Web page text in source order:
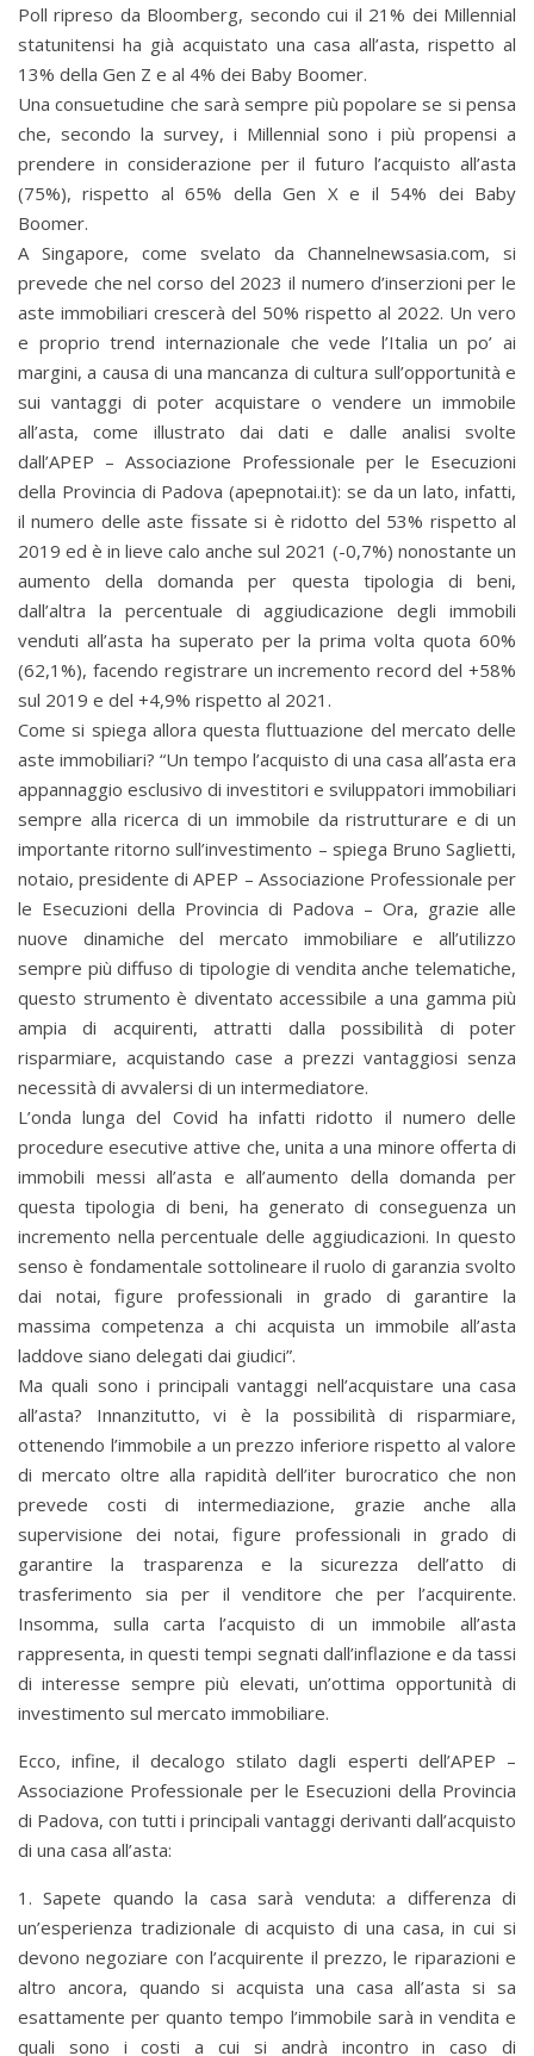
Poll ripreso da Bloomberg, secondo cui il 21% dei Millennial
statunitensi ha già acquistato una casa all’asta, rispetto al
13% della Gen Z e al 4% dei Baby Boomer.
Una consuetudine che sarà sempre più popolare se si pensa
che, secondo la survey, i Millennial sono i più propensi a
prendere in considerazione per il futuro l’acquisto all’asta
(75%), rispetto al 65% della Gen X e il 54% dei Baby
Boomer.
A Singapore, come svelato da Channelnewsasia.com, si
prevede che nel corso del 2023 il numero d’inserzioni per le
aste immobiliari crescerà del 50% rispetto al 2022. Un vero
e proprio trend internazionale che vede l’Italia un po’ ai
margini, a causa di una mancanza di cultura sull’opportunità e
sui vantaggi di poter acquistare o vendere un immobile
all’asta, come illustrato dai dati e dalle analisi svolte
dall’APEP – Associazione Professionale per le Esecuzioni
della Provincia di Padova (apepnotai.it): se da un lato, infatti,
il numero delle aste fissate si è ridotto del 53% rispetto al
2019 ed è in lieve calo anche sul 2021 (-0,7%) nonostante un
aumento della domanda per questa tipologia di beni,
dall’altra la percentuale di aggiudicazione degli immobili
venduti all’asta ha superato per la prima volta quota 60%
(62,1%), facendo registrare un incremento record del +58%
sul 2019 e del +4,9% rispetto al 2021.
Come si spiega allora questa fluttuazione del mercato delle
aste immobiliari? “Un tempo l’acquisto di una casa all’asta era
appannaggio esclusivo di investitori e sviluppatori immobiliari
sempre alla ricerca di un immobile da ristrutturare e di un
importante ritorno sull’investimento – spiega Bruno Saglietti,
notaio, presidente di APEP – Associazione Professionale per
le Esecuzioni della Provincia di Padova – Ora, grazie alle
nuove dinamiche del mercato immobiliare e all’utilizzo
sempre più diffuso di tipologie di vendita anche telematiche,
questo strumento è diventato accessibile a una gamma più
ampia di acquirenti, attratti dalla possibilità di poter
risparmiare, acquistando case a prezzi vantaggiosi senza
necessità di avvalersi di un intermediatore.
L’onda lunga del Covid ha infatti ridotto il numero delle
procedure esecutive attive che, unita a una minore offerta di
immobili messi all’asta e all’aumento della domanda per
questa tipologia di beni, ha generato di conseguenza un
incremento nella percentuale delle aggiudicazioni. In questo
senso è fondamentale sottolineare il ruolo di garanzia svolto
dai notai, figure professionali in grado di garantire la
massima competenza a chi acquista un immobile all’asta
laddove siano delegati dai giudici”.
Ma quali sono i principali vantaggi nell’acquistare una casa
all’asta? Innanzitutto, vi è la possibilità di risparmiare,
ottenendo l’immobile a un prezzo inferiore rispetto al valore
di mercato oltre alla rapidità dell’iter burocratico che non
prevede costi di intermediazione, grazie anche alla
supervisione dei notai, figure professionali in grado di
garantire la trasparenza e la sicurezza dell’atto di
trasferimento sia per il venditore che per l’acquirente.
Insomma, sulla carta l’acquisto di un immobile all’asta
rappresenta, in questi tempi segnati dall’inflazione e da tassi
di interesse sempre più elevati, un’ottima opportunità di
investimento sul mercato immobiliare.
Ecco, infine, il decalogo stilato dagli esperti dell’APEP –
Associazione Professionale per le Esecuzioni della Provincia
di Padova, con tutti i principali vantaggi derivanti dall’acquisto
di una casa all’asta:
1. Sapete quando la casa sarà venduta: a differenza di
un’esperienza tradizionale di acquisto di una casa, in cui si
devono negoziare con l’acquirente il prezzo, le riparazioni e
altro ancora, quando si acquista una casa all’asta si sa
esattamente per quanto tempo l’immobile sarà in vendita e
quali sono i costi a cui si andrà incontro in caso di